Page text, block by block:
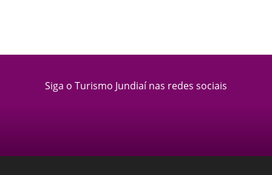
Siga o Turismo Jundiaí nas redes sociais